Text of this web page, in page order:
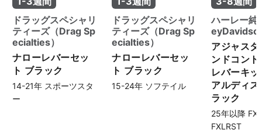
ドラッグスペシャリ
ティーズ（Drag Sp
ecialties）
ナローレバーセッ
ト ブラック
14-21年 スポーツスタ
ー
ドラッグスペシャリ
ティーズ（Drag Sp
ecialties）
ナローレバーセッ
ト ブラック
15-24年 ソフテイル
ハーレー純
アジャス
ンドコン
レバーキ
アルディ
ラック
25年以降
FXLRST